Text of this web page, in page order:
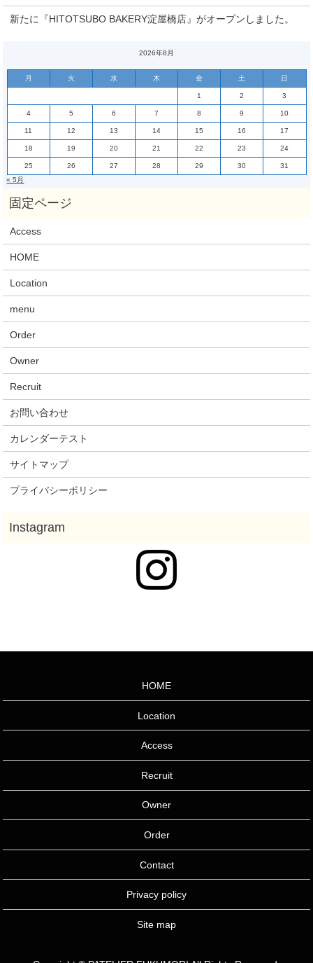
新たに『HITOTSUBO BAKERY淀屋橋店』がオープンしました。
2026年8月
月 火 水 木 金 土 日
1 2 3
4 5 6 7 8 9 10
11 12 13 14 15 16 17
18 19 20 21 22 23 24
25 26 27 28 29 30
31
« 5月
Access
HOME
Location
menu
Order
Owner
Recruit
お問い合わせ
カレンダーテスト
サイトマップ
プライバシーポリシー
HOME
Location
Access
Recruit
Owner
Order
Contact
Privacy policy
Site map